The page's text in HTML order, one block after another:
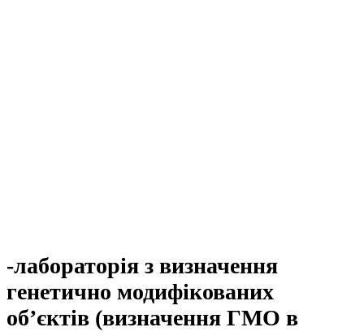
-лабораторія з визначення
генетично модифікованих
об’єктів (визначення ГМО в